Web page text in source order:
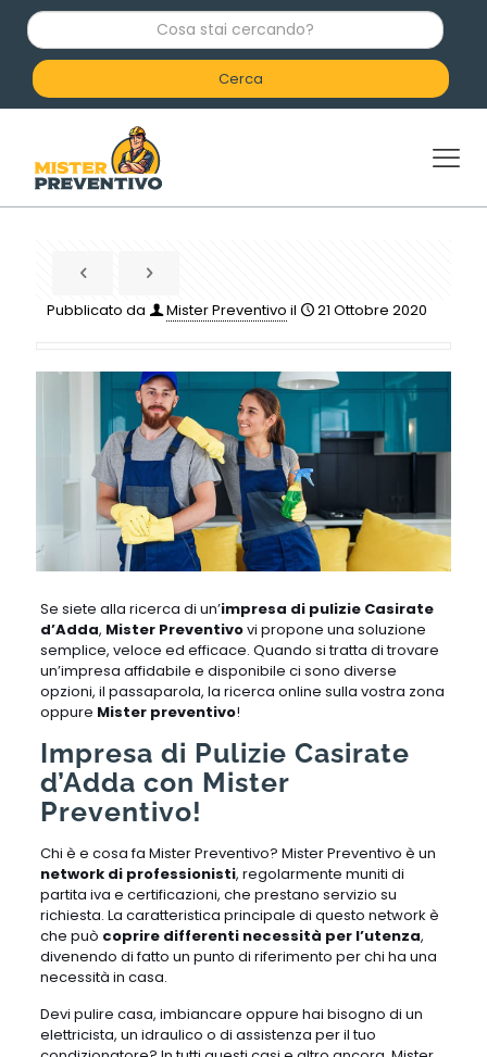
C
o
a
c
e
Pubblicato da Mister Preventivo il 21 Ottobre 2020
Se siete alla ricerca di un’impresa di pulizie Casirate
d’Adda, Mister Preventivovi propone una soluzione
semplice, veloce ed efficace. Quando si tratta di trovare
un’impresa affidabile e disponibile ci sono diverse
opzioni, il passaparola, la ricerca online sulla vostra zona
oppure Mister preventivo!
Impresa di Pulizie Casirate
d’Adda con Mister
Preventivo!
Chi è e cosa fa Mister Preventivo? Mister Preventivo è un
network di professionisti, regolarmente muniti di
partita iva e certificazioni, che prestano servizio su
richiesta. La caratteristica principale di questo network è
che può coprire differenti necessità per l’utenza,
divenendo di fatto un punto di riferimento per chi ha una
necessità in casa.
Devi pulire casa, imbiancare oppure hai bisogno di un
elettricista, un idraulico o di assistenza per il tuo